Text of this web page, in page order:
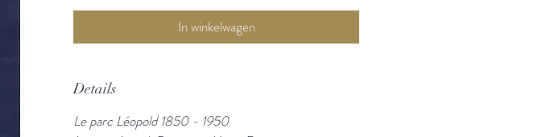
In winkelwagen
Details
Le parc Léopold 1850 - 1950